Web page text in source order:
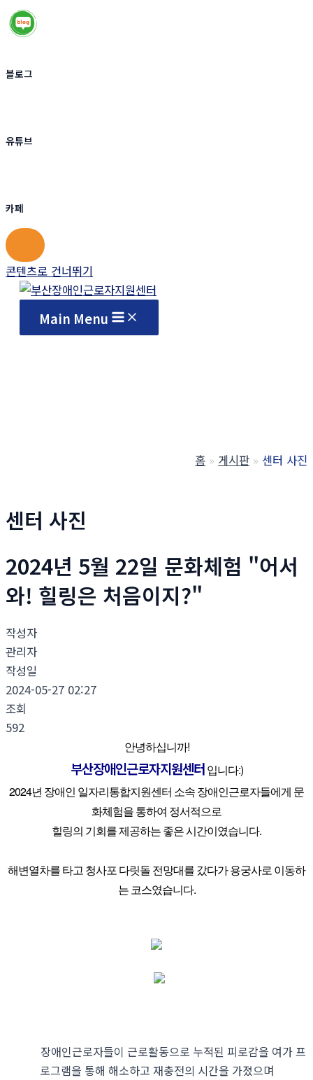
블로그
유튜브
카페
콘텐츠로 건너뛰기
Main Menu
홈 게시판 센터 사진
센터 사진
2024년 5월 22일 문화체험 "어서
와! 힐링은 처음이지?"
작성자
관리자
작성일
2024-05-27 02:27
조회
592
안녕하십니까!
부산장애인근로자지원센터​​​ 입니다:)
2024년 장애인 일자리통합지원센터 소속 장애인근로자들에게 문
화체험을 통하여 정서적으로
힐링의 기회를 제공하는 좋은 시간이였습니다.
해변열차를 타고 청사포 다릿돌 전망대를 갔다가 용궁사로 이동하
는 코스였습니다.
장애인근로자들이 근로활동으로 누적된 피로감을 여가 프
로그램을 통해 해소하고 재충전의 시간을 가졌으며